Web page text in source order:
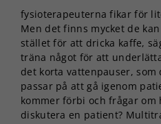
fysioterapeuterna fikar för
Men det finns mycket de
stället för att dricka kaffe,
träna något för att
det korta vattenpauser,
passar på att gå igenom
kommer förbi och frågar
diskutera en patient?